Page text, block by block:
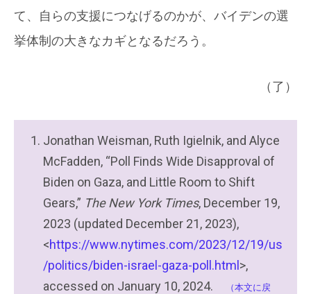
て、自らの支援につなげるのかが、バイデンの選
挙体制の大きなカギとなるだろう。
（了）
Jonathan Weisman, Ruth Igielnik, and Alyce
McFadden, “Poll Finds Wide Disapproval of
Biden on Gaza, and Little Room to Shift
Gears,” The New York Times, December 19,
2023 (updated December 21, 2023),
<https://www.nytimes.com/2023/12/19/us
/politics/biden-israel-gaza-poll.html >,
accessed on January 10, 2024.
（本文に戻